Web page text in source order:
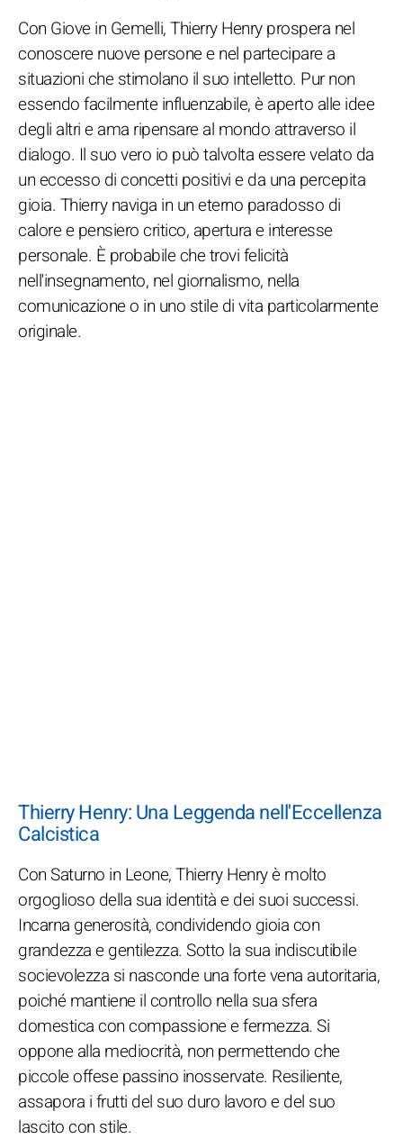
Con Giove in Gemelli, Thierry Henry prospera nel
conoscere nuove persone e nel partecipare a
situazioni che stimolano il suo intelletto. Pur non
essendo facilmente influenzabile, è aperto alle idee
degli altri e ama ripensare al mondo attraverso il
dialogo. Il suo vero io può talvolta essere velato da
un eccesso di concetti positivi e da una percepita
gioia. Thierry naviga in un eterno paradosso di
calore e pensiero critico, apertura e interesse
personale. È probabile che trovi felicità
nell'insegnamento, nel giornalismo, nella
comunicazione o in uno stile di vita particolarmente
originale.
Thierry Henry: Una Leggenda nell'Eccellenza
Calcistica
Con Saturno in Leone, Thierry Henry è molto
orgoglioso della sua identità e dei suoi successi.
Incarna generosità, condividendo gioia con
grandezza e gentilezza. Sotto la sua indiscutibile
socievolezza si nasconde una forte vena autoritaria,
poiché mantiene il controllo nella sua sfera
domestica con compassione e fermezza. Si
oppone alla mediocrità, non permettendo che
piccole offese passino inosservate. Resiliente,
assapora i frutti del suo duro lavoro e del suo
lascito con stile.